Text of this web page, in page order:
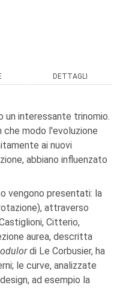
DETTAGLI
un interessante trinomio.
modo l'evoluzione
ai nuovi
abbiano influenzato
vengono presentati: la
attraverso
Citterio,
aurea, descritta
di Le Corbusier, ha
le curve, analizzate
ad esempio la